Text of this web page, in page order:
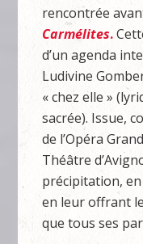
rencontrée
Carmélites.
d’un agenda
Ludivine
« chez elle »
sacrée). Issue,
de l’Opéra
Théâtre
précipitation,
en leur offrant
que tous ses